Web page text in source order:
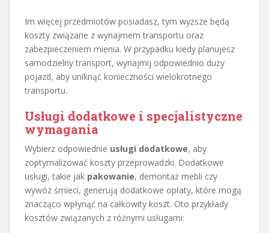
Im więcej przedmiotów posiadasz, tym wyższe będą
koszty związane z wynajmem transportu oraz
zabezpieczeniem mienia. W przypadku kiedy planujesz
samodzielny transport, wynajmij odpowiednio duży
pojazd, aby uniknąć konieczności wielokrotnego
transportu.
Usługi dodatkowe i specjalistyczne
wymagania
Wybierz odpowiednie usługi dodatkowe, aby
zoptymalizować koszty przeprowadzki. Dodatkowe
usługi, takie jak pakowanie, demontaż mebli czy
wywóz śmieci, generują dodatkowe opłaty, które mogą
znacząco wpłynąć na całkowity koszt. Oto przykłady
kosztów związanych z różnymi usługami: